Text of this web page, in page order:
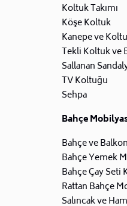
Koltuk Takımı
Köşe Koltuk
Kanepe ve
Tekli Koltuk ve
Sallanan
TV Koltuğu
Sehpa
Bahçe
Bahçe ve
Bahçe Yemek
Bahçe Çay Seti
Rattan Bahçe
Salıncak ve